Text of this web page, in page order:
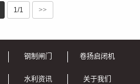
1/1 >>
钢制闸门 卷扬启闭机
水利资讯 关于我们